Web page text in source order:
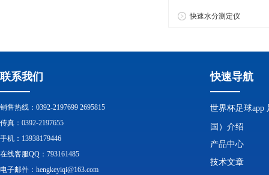
快速水分测定仪
联系我们
销售热线：0392-2197699 2695815
传真：0392-2197655
手机：13938179446
在线客服QQ：793161485
电子邮件：hengkeyiqi@163.com
快速导航
世界杯足球app
国）介绍
产品中心
技术文章